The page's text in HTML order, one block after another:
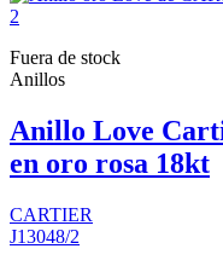
Fuera de stock
Anillos
Anillo Love
en oro rosa 18kt
CARTIER
J13048/2